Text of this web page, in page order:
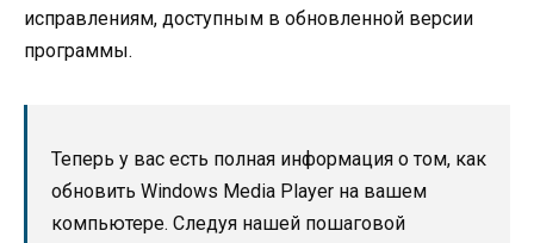
исправлениям, доступным в обновленной версии
программы.
Теперь у вас есть полная информация о том, как
обновить Windows Media Player на вашем
компьютере. Следуя нашей пошаговой